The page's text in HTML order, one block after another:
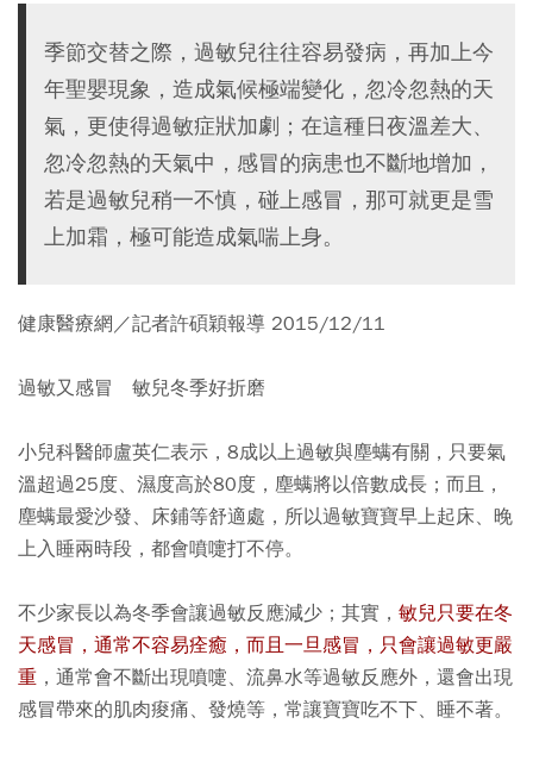
季節交替之際，過敏兒往往容易發病，再加上今
年聖嬰現象，造成氣候極端變化，忽冷忽熱的天
氣，更使得過敏症狀加劇；在這種日夜溫差大、
忽冷忽熱的天氣中，感冒的病患也不斷地增加，
若是過敏兒稍一不慎，碰上感冒，那可就更是雪
上加霜，極可能造成氣喘上身。
健康醫療網／記者許碩穎報導 2015/12/11
過敏又感冒 敏兒冬季好折磨
小兒科醫師盧英仁表示，8成以上過敏與塵螨有關，只要氣
溫超過25度、濕度高於80度，塵螨將以倍數成長；而且，
塵螨最愛沙發、床鋪等舒適處，所以過敏寶寶早上起床、晚
上入睡兩時段，都會噴嚏打不停。
不少家長以為冬季會讓過敏反應減少；其實， 敏兒只要在冬
天感冒，通常不容易痊癒，而且一旦感冒，只會讓過敏更嚴
重 ，通常會不斷出現噴嚏、流鼻水等過敏反應外，還會出現
感冒帶來的肌肉痠痛、發燒等，常讓寶寶吃不下、睡不著。